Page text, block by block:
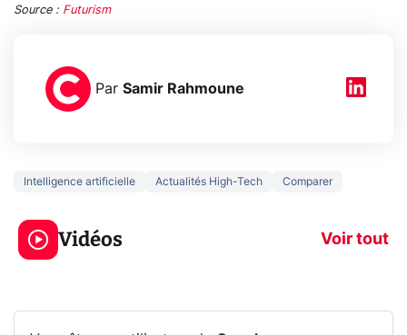
Source : Futurism
Par Samir Rahmoune
Intelligence artificielle Actualités High-Tech Comparer
Vidéos Voir tout
5 générations de
jeux dans la
prochaine Xbox !
Ce que vous
navigation